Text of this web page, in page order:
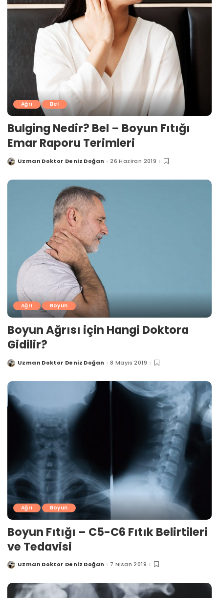
Ağrı Bel
Bulging Nedir? Bel – Boyun Fıtığı
Emar Raporu Terimleri
PostedUzman Doktor Deniz Doğan 26 Haziran 2019
Ağrı Boyun
Boyun Ağrısı için Hangi Doktora
Gidilir?
PostedUzman Doktor Deniz Doğan 8 Mayıs 2019
Ağrı Boyun
Boyun Fıtığı – C5-C6 Fıtık Belirtileri
ve Tedavisi
PostedUzman Doktor Deniz Doğan 7 Nisan 2019